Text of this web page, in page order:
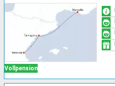
Vollpension